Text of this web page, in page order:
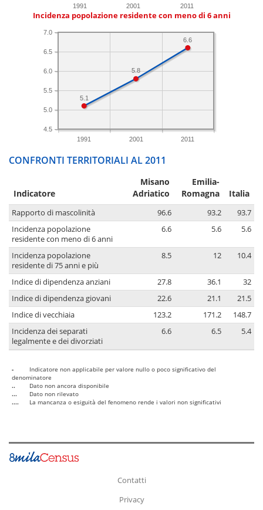
1991 2001 2011
Incidenza popolazione residente con meno di 6 anni
1991 2001 2011
4.5
5.0
5.5
6.0
6.5
7.0
6.6
5.8
5.1
CONFRONTI TERRITORIALI AL 2011
Indicatore
Misano
Adriatico
Emilia-
Romagna
Italia
Rapporto di mascolinità 96.6 93.2
93.7
Incidenza popolazione
residente con meno di 6 anni
6.6 5.6 5.6
Incidenza popolazione
residente di 75 anni e più
8.5 12 10.4
Indice di dipendenza anziani 27.8 36.1
32
Indice di dipendenza giovani
22.6 21.1
21.5
Indice di vecchiaia
123.2 171.2
148.7
Incidenza dei separati
legalmente e dei divorziati
6.6 6.5 5.4
-
Indicatore non applicabile per valore nullo o poco significativo del
denominatore
..
Dato non ancora disponibile
...
Dato non rilevato
....
La mancanza o esiguità del fenomeno rende i valori non significativi
Contatti
Privacy